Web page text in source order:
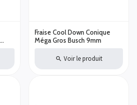
Fraise Cool Down Conique
Méga Gros Busch 9mm
Voir le produit